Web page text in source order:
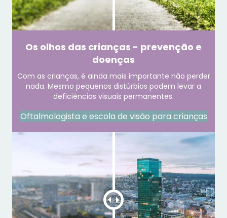
Os olhos das crianças - prevenção e
doenças
Com as crianças, é ainda mais importante não perder
nada. Mesmo pequenos distúrbios podem levar a
deficiências visuais permanentes.
Oftalmologista e escola de visão para crianças